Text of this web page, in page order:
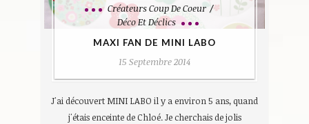
Créateurs Coup De Coeur
Déco Et Déclics
MAXI FAN DE MINI LABO
15 Septembre 2014
J'ai découvert MINI LABO il y a environ 5 ans, quand
j'étais enceinte de Chloé. Je cherchais de jolis